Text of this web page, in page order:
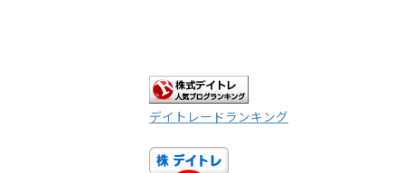
デイトレードランキング